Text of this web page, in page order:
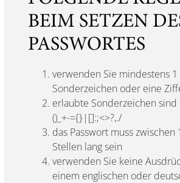
BEIM SETZEN
PASSWORTES
verwenden Sie mindestens 1
Sonderzeichen oder eine
erlaubte Sonderzeichen
()_+-={}|[]:;<>?,./
das Passwort muss zwischen
Stellen lang sein
verwenden Sie keine
einem englischen oder